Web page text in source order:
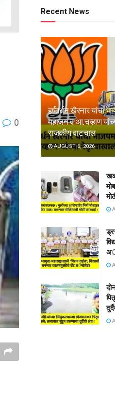
0
Recent News
हर्षवर्धन खैरनार यांचा
महाजन व आ.चव्हाण
राजकीय वाटचाल
AUGUST 6, 2026